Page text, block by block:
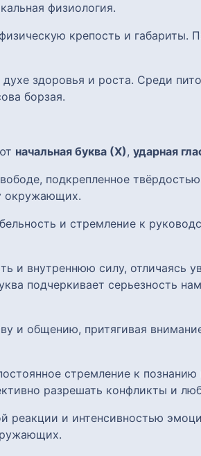
физиология.
крепость и
здоровья и роста. Среди
борзая.
начальная буква (Х), ударная
подкрепленное
окружающих.
и стремление к
и внутреннюю силу, отличаясь
подчеркивает серьезность
и общению, притягивая
стремление к
разрешать конфликты и
реакции и интенсивностью